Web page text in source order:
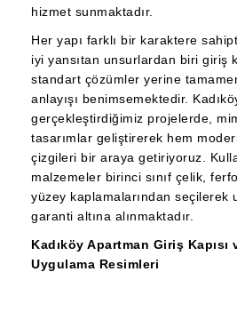
hizmet sunmaktadır.
Her yapı farklı bir karaktere
iyi yansıtan unsurlardan biri giriş
standart çözümler yerine
anlayışı benimsemektedir.
gerçekleştirdiğimiz projelerde,
tasarımlar geliştirerek hem
çizgileri bir araya getiriyoruz.
malzemeler birinci sınıf çelik,
yüzey kaplamalarından seçilerek
garanti altına alınmaktadır.
Kadıköy Apartman Giriş Kapısı
Uygulama Resimleri